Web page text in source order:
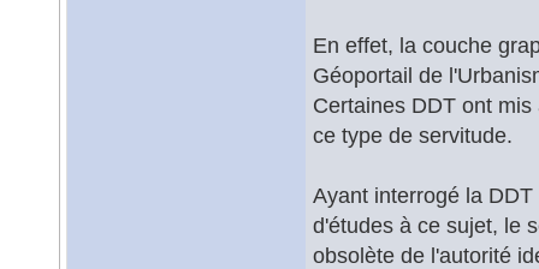
En effet, la couche
Géoportail de
Certaines DDT ont
ce type de servitude.
Ayant interrogé la
d'études à ce sujet, le
obsolète de l'autorité